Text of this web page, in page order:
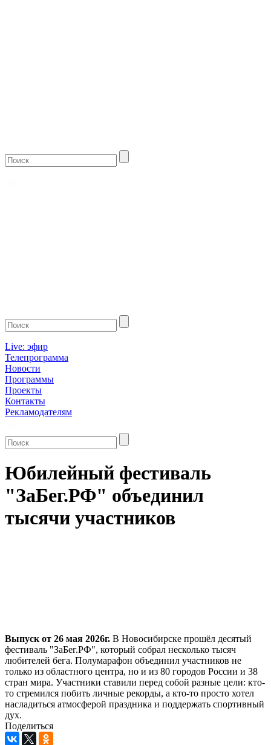
Live: эфир
Телепрограмма
Новости
Программы
Проекты
Контакты
Рекламодателям
Юбилейный фестиваль
"ЗаБег.РФ" объединил
тысячи участников
Выпуск от 26 мая 2026г. В Новосибирске прошёл десятый
фестиваль "ЗаБег.РФ", который собрал несколько тысяч
любителей бега. Полумарафон объединил участников не
только из областного центра, но и из 80 городов России и 38
стран мира. Участники ставили перед собой разные цели: кто-
то стремился побить личные рекорды, а кто-то просто хотел
насладиться атмосферой праздника и поддержать спортивный
дух.
Поделиться